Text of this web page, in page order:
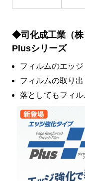
◆司化成工業（
Plusシリーズ
フィルムのエッ
フィルムの取り
落としてもフィ